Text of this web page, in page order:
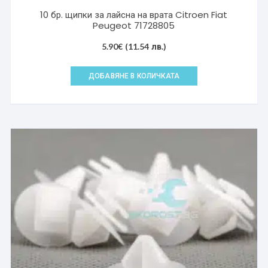
10 бр. щипки за лайсна на врата Citroen Fiat
Peugeot 71728805
5.90€ (11.54 лв.)
ДОБАВЯНЕ В КОЛИЧКАТА